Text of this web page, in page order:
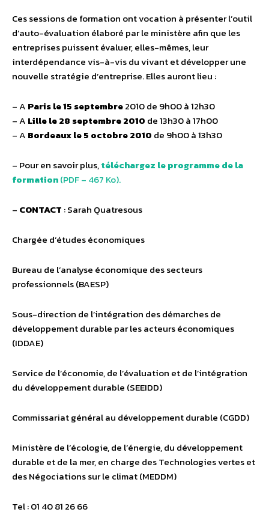
Ces sessions de formation ont vocation à présenter l’outil
d’auto-évaluation élaboré par le ministère afin que les
entreprises puissent évaluer, elles-mêmes, leur
interdépendance vis-à-vis du vivant et développer une
nouvelle stratégie d’entreprise. Elles auront lieu :
– A Paris le 15 septembre2010 de 9h00 à 12h30
– A Lille le 28 septembre 2010 de 13h30 à 17h00
– A Bordeaux le 5 octobre 2010 de 9h00 à 13h30
– Pour en savoir plus,téléchargez le programme de la
formation(PDF – 467 Ko).
– CONTACT : Sarah Quatresous
Chargée d’études économiques
Bureau de l’analyse économique des secteurs
professionnels (BAESP)
Sous-direction de l’intégration des démarches de
développement durable par les acteurs économiques
(IDDAE)
Service de l’économie, de l’évaluation et de l’intégration
du développement durable (SEEIDD)
Commissariat général au développement durable (CGDD)
Ministère de l’écologie, de l’énergie, du développement
durable et de la mer, en charge des Technologies vertes et
des Négociations sur le climat (MEDDM)
Tel : 01 40 81 26 66